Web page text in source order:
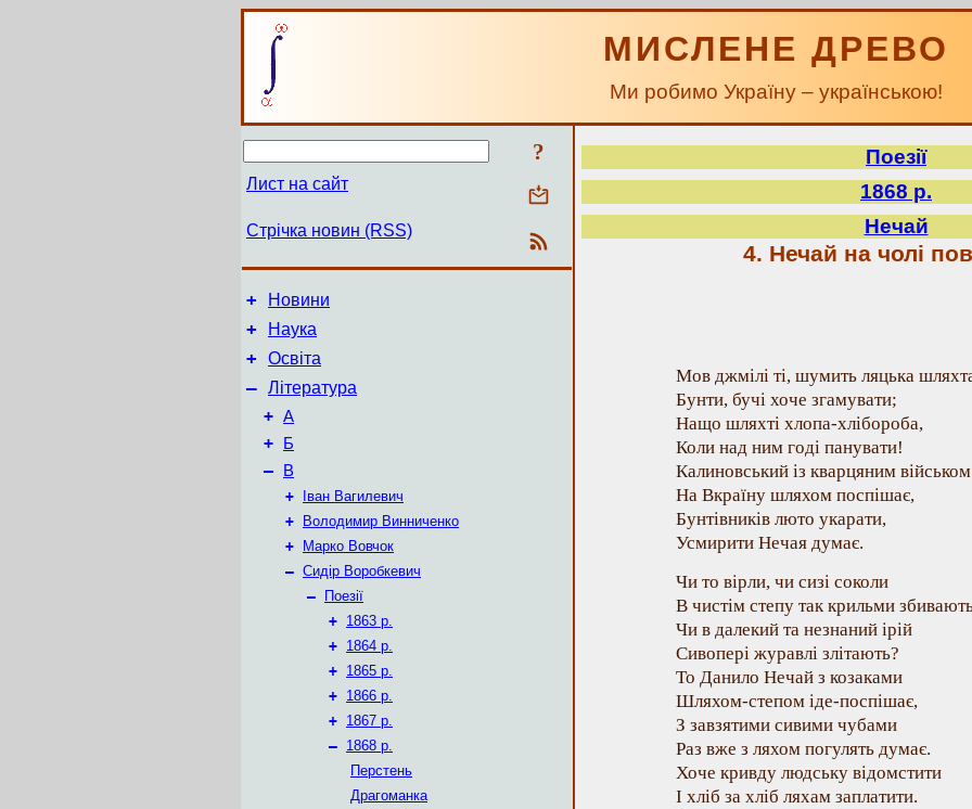
МИСЛЕНЕ ДРЕВО
Ми робимо Україну – українською!
?
Лист на сайт
Стрічка новин (RSS)
+ Новини
+ Наука
+ Освіта
– Література
+ А
+ Б
– В
+
Іван Вагилевич
+
Володимир Винниченко
+
Марко Вовчок
– Сидір Воробкевич
–
Поезії
+ 1863 р.
+ 1864 р.
+ 1865 р.
+ 1866 р.
+ 1867 р.
– 1868 р.
Перстень
Драгоманка
Поезії
1868 р.
Нечай
4. Нечай на чолі
Мов джмілі ті, шумить ляцька
Бунти, бучі хоче згамувати;
Нащо шляхті хлопа-хлібороба,
Коли над ним годі панувати!
Калиновський із кварцяним військом
На Вкраїну шляхом поспішає,
Бунтівників люто укарати,
Усмирити Нечая думає.
Чи то вірли, чи сизі соколи
В чистім степу так крильми
Чи в далекий та незнаний ірій
Сивопері журавлі злітають?
То Данило Нечай з козаками
Шляхом-степом іде-поспішає,
З завзятими сивими чубами
Раз вже з ляхом погулять думає.
Хоче кривду людську відомстити
І хліб за хліб ляхам заплатити.